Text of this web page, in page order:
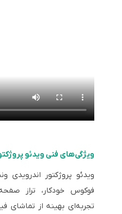
ویژگی‌های فنی ویدئو پروژکتور
ویدئو پروژکتور اندرویدی
فوکوس خودکار، تراز
تجربه‌ای بهینه از تماشای